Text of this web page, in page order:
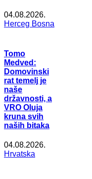
04.08.2026.
Herceg Bosna
Tomo
Medved:
Domovinski
rat temelj je
naše
državnosti, a
VRO Oluja
kruna svih
naših bitaka
04.08.2026.
Hrvatska